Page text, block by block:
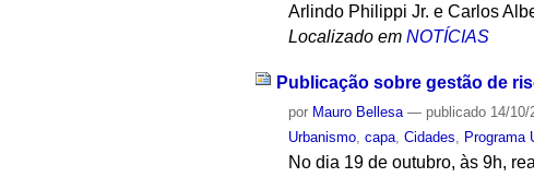
Arlindo Philippi Jr. e Carlos
Localizado em NOTÍCIAS
Publicação sobre gestão de
por Mauro Bellesa — publicado 14/
Urbanismo,capa,Cidades, Programa
No dia 19 de outubro, às 9h,